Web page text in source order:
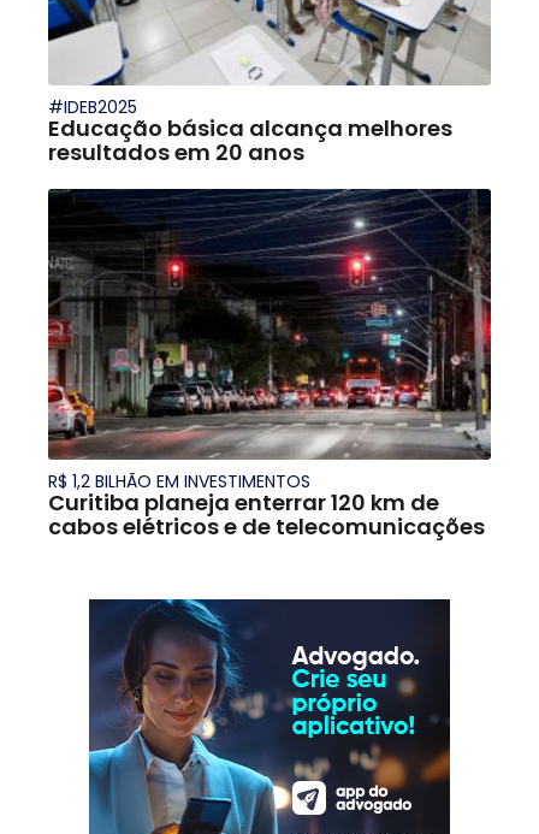
#IDEB2025
Educação básica alcança melhores
resultados em 20 anos
R$ 1,2 BILHÃO EM INVESTIMENTOS
Curitiba planeja enterrar 120 km de
cabos elétricos e de telecomunicações